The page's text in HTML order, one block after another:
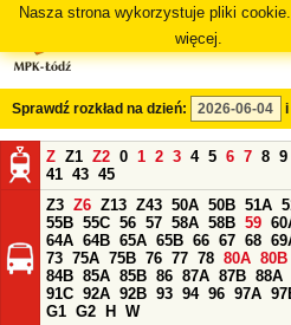
Nasza strona wykorzystuje pliki
więcej.
Sprawdź rozkład na dzień: i
Z Z1 Z2 0 1 2 3 4 5 6 7 8 9
41 43 45
Z3 Z6 Z13 Z43 50A 50B 51A
55B 55C 56 57 58A 58B 59
64A 64B 65A 65B 66 67 68
73 75A 75B 76 77 78 80A 80B
84B 85A 85B 86 87A 87B 88A
91C 92A 92B 93 94 96 97A
G1 G2 H
W